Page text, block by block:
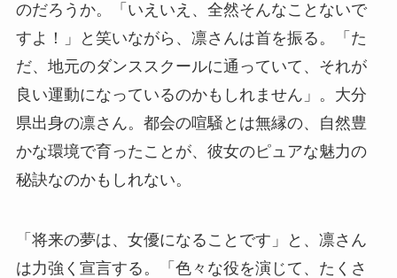
のだろうか。「いえいえ、全然そんなことないで
すよ！」と笑いながら、凛さんは首を振る。「た
だ、地元のダンススクールに通っていて、それが
良い運動になっているのかもしれません」。大分
県出身の凛さん。都会の喧騒とは無縁の、自然豊
かな環境で育ったことが、彼女のピュアな魅力の
秘訣なのかもしれない。
「将来の夢は、女優になることです」と、凛さん
は力強く宣言する。「色々な役を演じて、たくさ